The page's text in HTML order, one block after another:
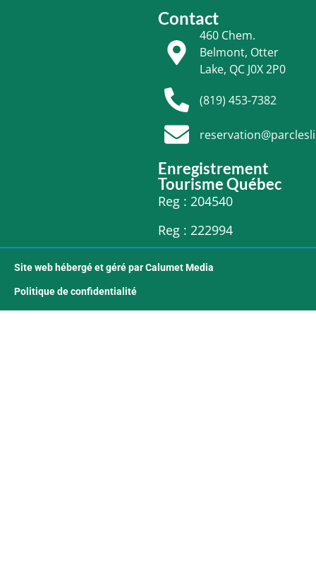
Contact
460 Chem.
Belmont, Otter
Lake, QC J0X 2P0
(819) 453-7382
Enregistrement
Tourisme Québec
Reg : 204540
Reg : 222994
Site web hébergé et géré par Calumet Media
Politique de confidentialité